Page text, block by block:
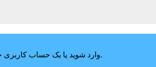
وارد شوید یا یک حساب کاربری جدید ایجاد کنید.